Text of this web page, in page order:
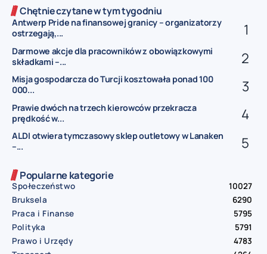
Chętnie czytane w tym tygodniu
Antwerp Pride na finansowej granicy – organizatorzy
ostrzegają,...
Darmowe akcje dla pracowników z obowiązkowymi
składkami –...
Misja gospodarcza do Turcji kosztowała ponad 100
000...
Prawie dwóch na trzech kierowców przekracza
prędkość w...
ALDI otwiera tymczasowy sklep outletowy w Lanaken
–...
Popularne kategorie
Społeczeństwo
10027
Bruksela
6290
Praca i Finanse
5795
Polityka
5791
Prawo i Urzędy
4783